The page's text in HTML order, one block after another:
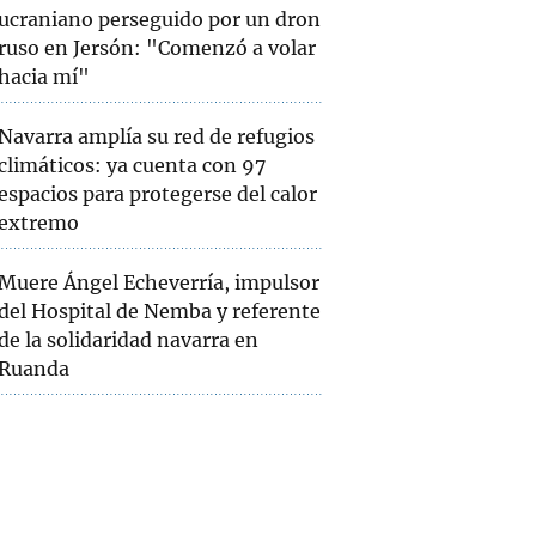
perseguido por un dron
en Jersón: "Comenzó a volar
mí"
amplía su red de refugios
ya cuenta con 97
para protegerse del calor
Ángel Echeverría, impulsor
Hospital de Nemba y referente
la solidaridad navarra en